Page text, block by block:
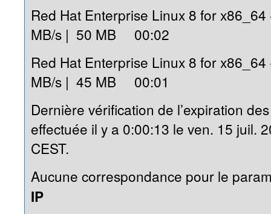
Red Hat Enterprise Linux 8 for
MB/s | 50 MB 00:02
Red Hat Enterprise Linux 8 for
MB/s | 45 MB 00:01
Dernière vérification de l’expiration
effectuée il y a 0:00:13 le ven. 15 juil.
CEST.
Aucune correspondance pour le
IP